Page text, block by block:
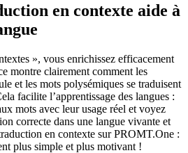
en contexte aide à
», vous enrichissez efficacement
montre clairement comment les
et les mots polysémiques se traduisent
facilite l’apprentissage des langues :
mots avec leur usage réel et voyez
correcte dans une langue vivante et
en contexte sur PROMT.One :
plus simple et plus motivant !